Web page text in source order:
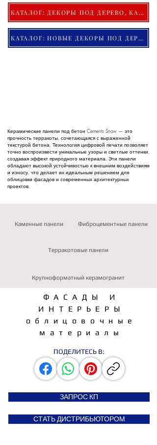
КАТАЛОГ: ДЕКОРЫ ПОД ДЕРЕВО, КАМЕНЬ И БЕТОН
КАТАЛОГ: НОВЫЕ ДЕКОРЫ ПОД ДЕРЕВО, КАМЕНЬ И БЕТОН
Керамические панели под бетон Cements Snow — это
прочность терракоты, сочетающаяся с выраженной
текстурой бетона. Технология цифровой печати позволяет
точно воспроизвести уникальные узоры и светлые оттенки,
создавая эффект природного материала. Эти панели
обладают высокой устойчивостью к внешним воздействиям
и износу, что делает их идеальным решением для
облицовки фасадов и современных архитектурных
проектов.
Каменные панели Фиброцементные панели
Терракотовые панели
Крупноформатный керамогранит
ФАСАДЫ И
ИНТЕРЬЕРЫ
облицовочные
материалы
ПОДЕЛИТЕСЬ В:
ЗАПРОС КП
СТАТЬ ДИСТРИБЬЮТОРОМ